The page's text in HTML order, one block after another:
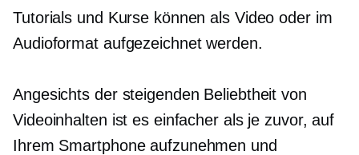
Tutorials und Kurse können als Video oder im
Audioformat aufgezeichnet werden.
Angesichts der steigenden Beliebtheit von
Videoinhalten ist es einfacher als je zuvor, auf
Ihrem Smartphone aufzunehmen und